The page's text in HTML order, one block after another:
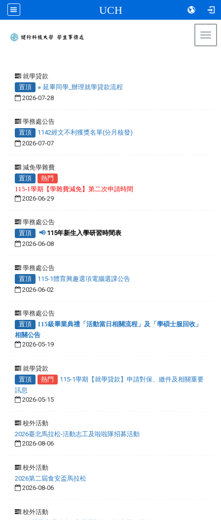
UCH
就學貸款
置頂
※ 延畢同學_辦理就學貸款流程
2026-07-28
學務處公告
置頂
1142經文不利獲獎名單(分月核發)
2026-07-07
減免學雜費
置頂
熱門
115-1學期【學雜費減免】第二次申請時間
2026-06-29
學務處公告
置頂
📢115年新生入學研習時間表
2026-06-08
學務處公告
置頂
115-1體育興趣選項電腦選課公告
2026-06-02
學務處公告
置頂
115級畢業典禮「活動當日相關流程」及「學碩士服回收」
相關公告
2026-05-19
就學貸款
置頂
熱門
115-1學期【就學貸款】申請對保、繳件及相關重要
訊息
2026-05-15
校外活動
2026臺北馬拉松-活動志工及啦啦隊招募活動
2026-08-06
校外活動
2026第二屆食安盃馬拉松
2026-08-06
校外活動